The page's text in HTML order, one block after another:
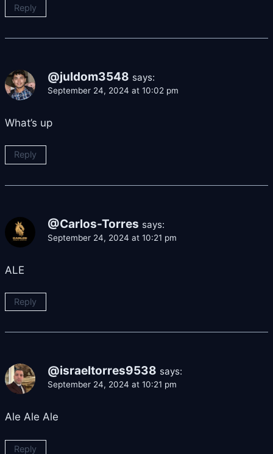
Reply
@juldom3548 says:
September 24, 2024 at 10:02 pm
What’s up
Reply
@Carlos-Torres says:
September 24, 2024 at 10:21 pm
ALE
Reply
@israeltorres9538 says:
September 24, 2024 at 10:21 pm
Ale Ale Ale
Reply